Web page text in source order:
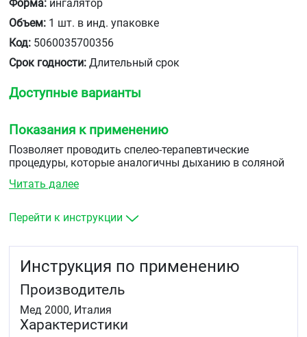
Форма: ингалятор
Объем: 1 шт. в инд. упаковке
Код: 5060035700356
Срок годности: Длительный срок
Доступные варианты
Показания к применению
Позволяет проводить спелео-терапевтические
процедуры, которые аналогичны дыханию в соляной
заболеваниях дыхательных путей
Читать далее
Перейти к инструкции
Инструкция по применению
Производитель
Мед 2000, Италия
Характеристики